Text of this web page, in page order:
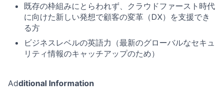
既存の枠組みにとらわれず、クラウドファースト時代
に向けた新しい発想で顧客の変革（DX）を支援でき
る方
ビジネスレベルの英語力（最新のグローバルなセキュ
リティ情報のキャッチアップのため）
Additional Information